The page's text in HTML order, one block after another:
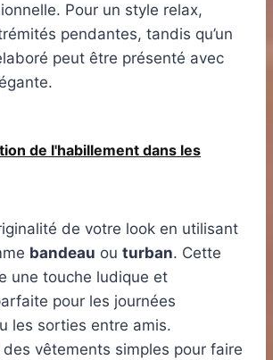
Pour un style relax,
pendantes, tandis qu’un
peut être présenté avec
de l'habillement dans les
de votre look en utilisant
bandeau ou turban. Cette
une touche ludique et
pour les journées
les sorties entre amis.
vêtements simples pour faire